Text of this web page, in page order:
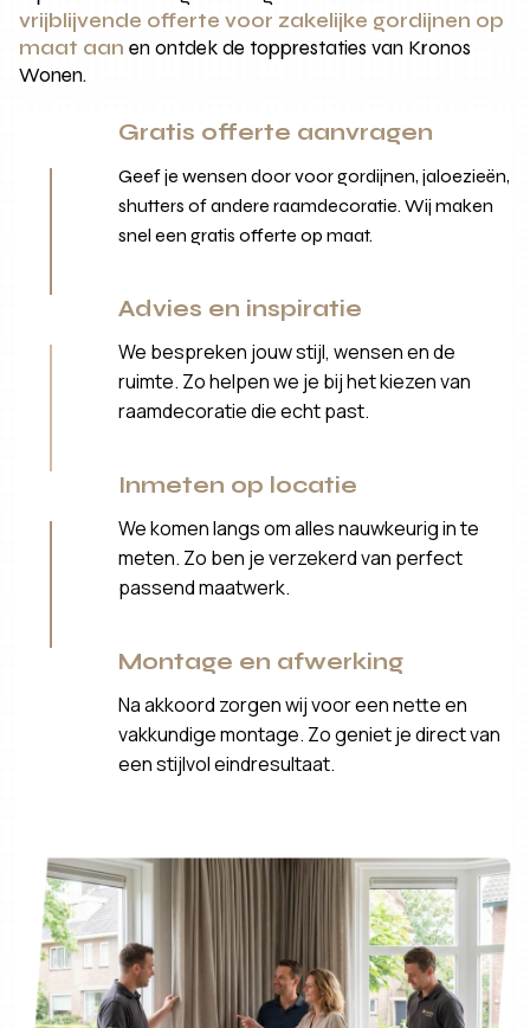
vrijblijvende offerte voor zakelijke gordijnen op
maat aan en ontdek de topprestaties van Kronos
Wonen.
Gratis offerte aanvragen
Geef je wensen door voor gordijnen, jaloezieën,
shutters of andere raamdecoratie. Wij maken
snel een gratis offerte op maat.
Advies en inspiratie
We bespreken jouw stijl, wensen en de
ruimte. Zo helpen we je bij het kiezen van
raamdecoratie die echt past.
Inmeten op locatie
We komen langs om alles nauwkeurig in te
meten. Zo ben je verzekerd van perfect
passend maatwerk.
Montage en afwerking
Na akkoord zorgen wij voor een nette en
vakkundige montage. Zo geniet je direct van
een stijlvol eindresultaat.